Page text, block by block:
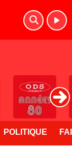
POLITIQUE